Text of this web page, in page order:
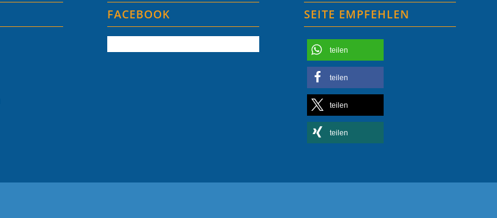
FACEBOOK SEITE EMPFEHLEN
teilen
teilen
teilen
teilen